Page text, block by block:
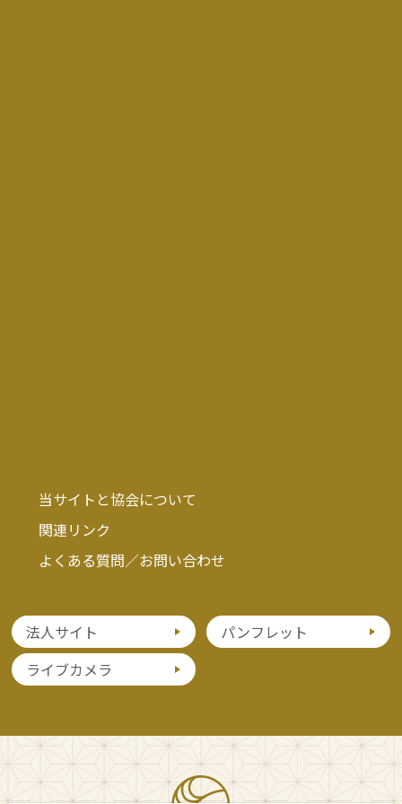
当サイトと協会について
関連リンク
よくある質問／お問い合わせ
法人サイト
パンフレット
ライブカメラ